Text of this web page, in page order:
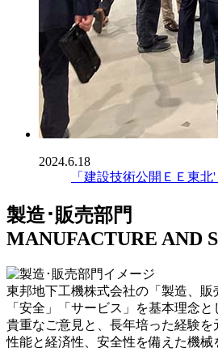
2024.6.18
「建設技術公開ＥＥ東
製造･販売部門
MANUFACTURE AND
東邦地下工機株式会社の「製造、販
「安全」「サービス」を基本理念
貴重なご意見と、長年培った経験を
性能と経済性、安全性を備えた機械